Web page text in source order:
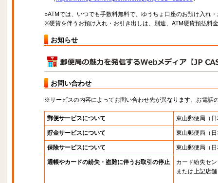
○ATMでは、いつでも手数料無料で、ゆうちょ口座のお預け入れ
※硬貨を伴うお預け入れ・お引き出しは、別途、ATM硬貨預払料
お知らせ
お問い合わせ
※サービスの内容によってお問い合わせ先が異なります。お電話
郵便サービスについて 東山郵便局 （
貯金サービスについて 東山郵便局 （
保険サービスについて 東山郵便局 （
通帳やカードの紛失・盗難に伴うお取引の停止
カード紛失セ
または上記店舗